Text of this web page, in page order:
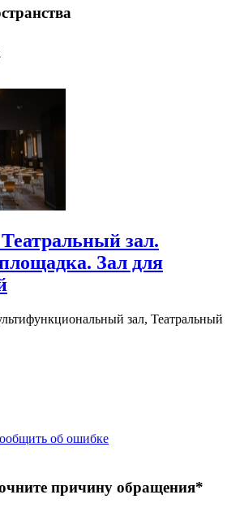
зал.
Зал для
зал, Театральный
об ошибке
причину обращения*